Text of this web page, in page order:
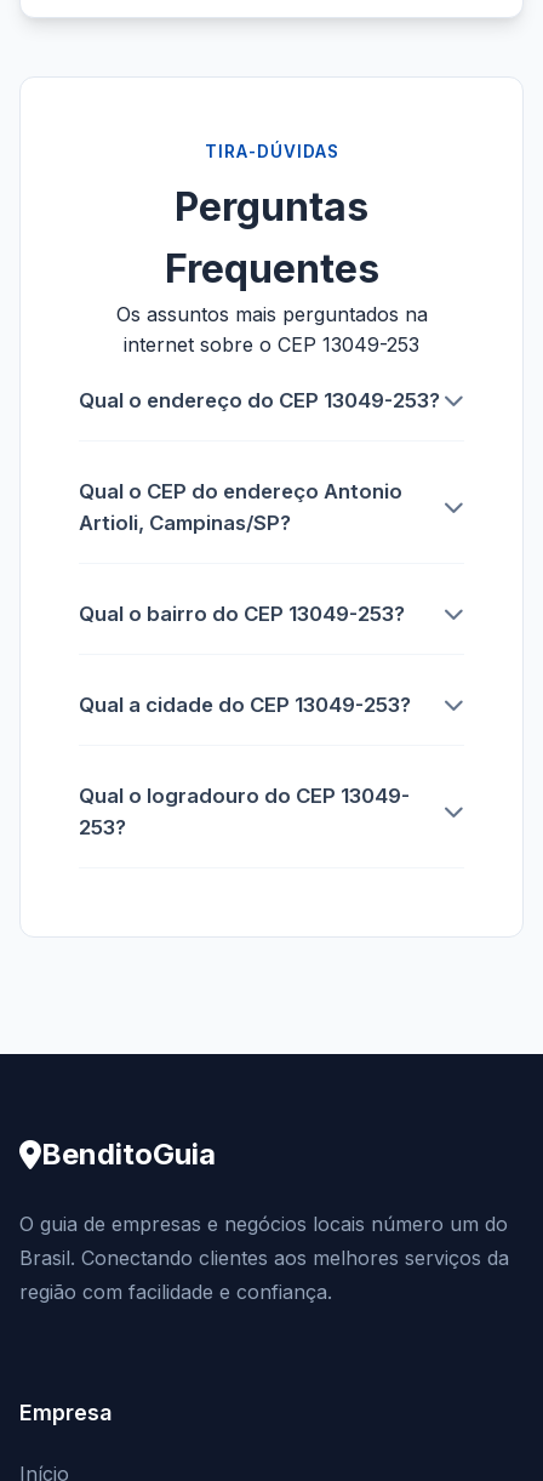
TIRA-DÚVIDAS
Perguntas
Frequentes
Os assuntos mais perguntados na
internet sobre o CEP 13049-253
Qual o endereço do CEP 13049-253?
Qual o CEP do endereço Antonio
Artioli, Campinas/SP?
Qual o bairro do CEP 13049-253?
Qual a cidade do CEP 13049-253?
Qual o logradouro do CEP 13049-
253?
BenditoGuia
O guia de empresas e negócios locais número um do
Brasil. Conectando clientes aos melhores serviços da
região com facilidade e confiança.
Empresa
Início